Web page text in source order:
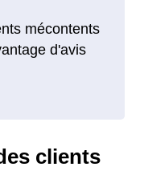
mécontents
d'avis
clients